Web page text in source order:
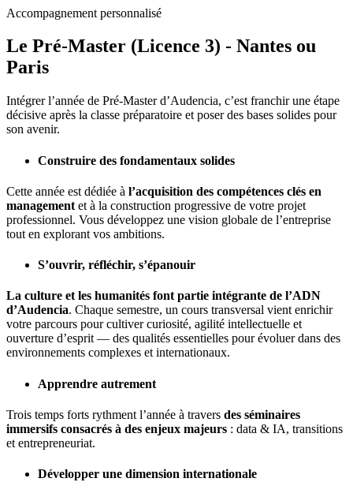
Accompagnement personnalisé
Le Pré-Master (Licence 3) - Nantes ou
Paris
Intégrer l’année de Pré-Master d’Audencia, c’est franchir une étape
décisive après la classe préparatoire et poser des bases solides pour
son avenir.
Construire des fondamentaux solides
Cette année est dédiée à l’acquisition des compétences clés en
management et à la construction progressive de votre projet
professionnel. Vous développez une vision globale de l’entreprise
tout en explorant vos ambitions.
S’ouvrir, réfléchir, s’épanouir
La culture et les humanités font partie intégrante de l’ADN
d’Audencia. Chaque semestre, un cours transversal vient enrichir
votre parcours pour cultiver curiosité, agilité intellectuelle et
ouverture d’esprit — des qualités essentielles pour évoluer dans des
environnements complexes et internationaux.
Apprendre autrement
Trois temps forts rythment l’année à travers des séminaires
immersifs consacrés à des enjeux majeurs : data & IA, transitions
et entrepreneuriat.
Développer une dimension internationale